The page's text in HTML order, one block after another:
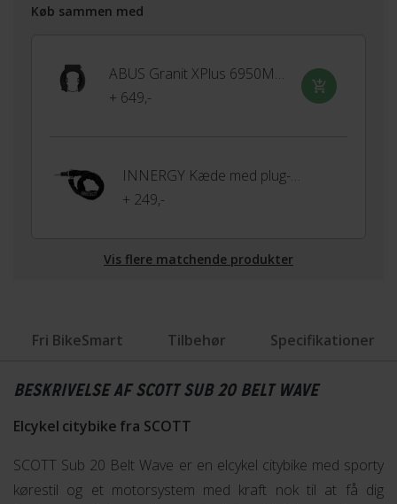
Køb sammen med
ABUS Granit XPlus 6950M justérbar ringlås
+ 649,-
INNERGY Kæde med plug-in til ringlås
+ 249,-
Vis flere matchende produkter
Fri BikeSmart Tilbehør Specifikationer
BESKRIVELSE AF SCOTT SUB 20 BELT WAVE
Elcykel citybike fra SCOTT
SCOTT Sub 20 Belt Wave er en elcykel citybike med sporty
kørestil og et motorsystem med kraft nok til at få dig